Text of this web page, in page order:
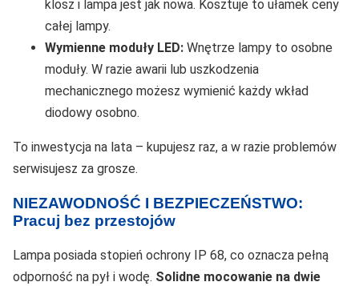
klosz i lampa jest jak nowa. Kosztuje to ułamek ceny
całej lampy.
Wymienne moduły LED: Wnętrze lampy to osobne
moduły. W razie awarii lub uszkodzenia
mechanicznego możesz wymienić każdy wkład
diodowy osobno.
To inwestycja na lata – kupujesz raz, a w razie problemów
serwisujesz za grosze.
NIEZAWODNOŚĆ I BEZPIECZEŃSTWO:
Pracuj bez przestojów
Lampa posiada stopień ochrony IP 68, co oznacza pełną
odporność na pył i wodę. Solidne mocowanie na dwie